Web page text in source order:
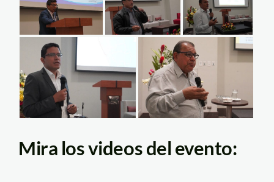
Mira los videos del evento: